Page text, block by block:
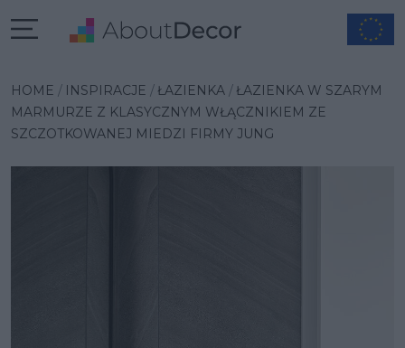
HOME INSPIRACJE ŁAZIENKA
ŁAZIENKA W SZARYM
MARMURZE Z KLASYCZNYM WŁĄCZNIKIEM ZE
SZCZOTKOWANEJ MIEDZI FIRMY JUNG